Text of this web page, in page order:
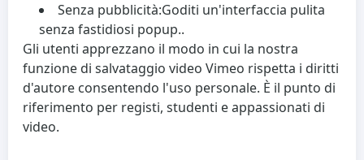
Senza pubblicità:Goditi un'interfaccia pulita
senza fastidiosi popup..
Gli utenti apprezzano il modo in cui la nostra
funzione di salvataggio video Vimeo rispetta i diritti
d'autore consentendo l'uso personale. È il punto di
riferimento per registi, studenti e appassionati di
video.